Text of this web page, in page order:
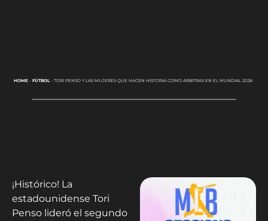
HOME- FÚTBOL - TORI PENSO Y LAS MUJERES QUE HACEN HISTORIA COMO ÁRBITRAS EN EL MUNDIAL 2026
¡Histórico! La
estadounidense Tori
Penso lideró el segundo